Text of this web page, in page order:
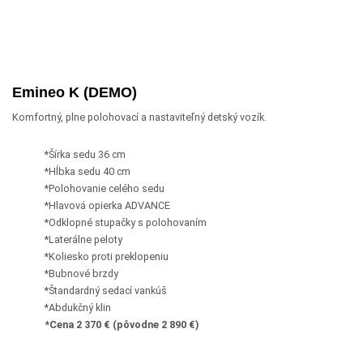
Emineo K (DEMO)
Komfortný, plne polohovací a nastaviteľný detský vozík.
*Šírka sedu 36 cm
*Hĺbka sedu 40 cm
*Polohovanie celého sedu
*Hlavová opierka ADVANCE
*Odklopné stupačky s polohovaním
*Laterálne peloty
*Koliesko proti preklopeniu
*Bubnové brzdy
*Štandardný sedací vankúš
*Abdukčný klin
*Cena 2 370 € (pôvodne 2 890 €)